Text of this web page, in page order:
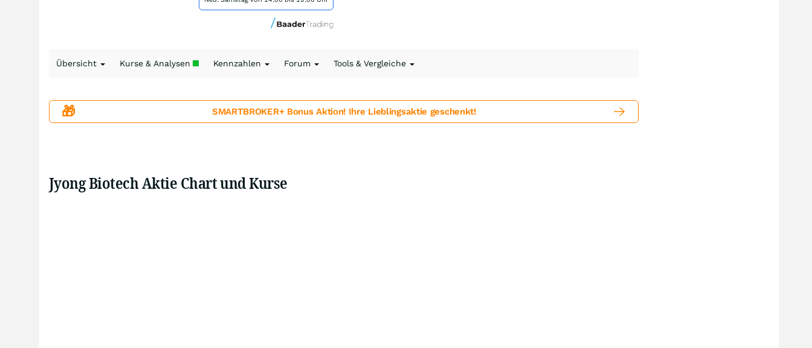
Übersicht Kurse & Analysen Kennzahlen Forum Tools & Vergleiche
🎁 SMARTBROKER+ Bonus Aktion! Ihre Lieblingsaktie geschenkt!
Jyong Biotech Aktie Chart und Kurse